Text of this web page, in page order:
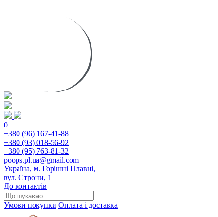
0
+380 (96) 167-41-88
+380 (93) 018-56-92
+380 (95) 763-81-32
poops.pl.ua@gmail.com
Україна, м. Горішні Плавні,
вул. Строни, 1
До контактів
Умови покупки Оплата і доставка